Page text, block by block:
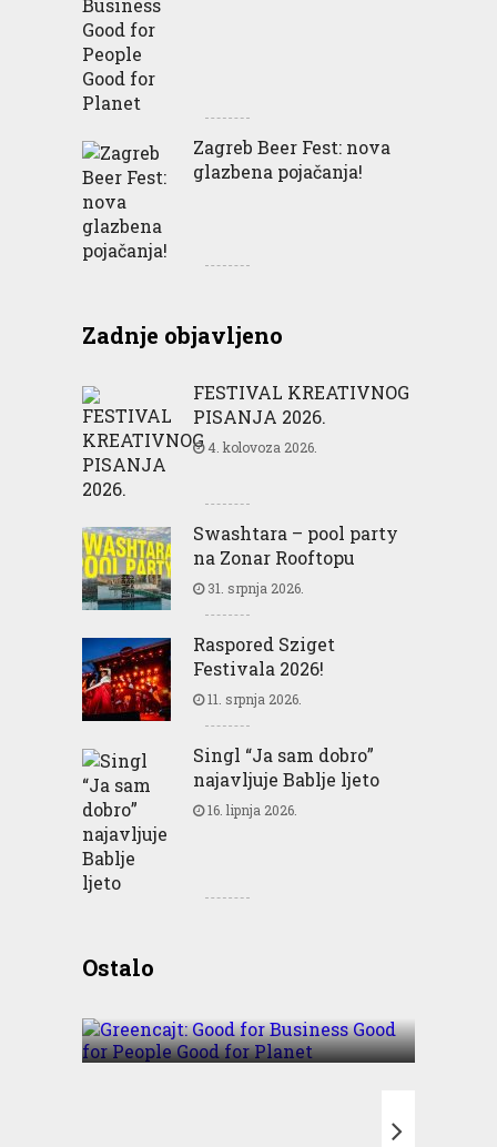
Zagreb Beer Fest: nova
glazbena pojačanja!
Zadnje objavljeno
FESTIVAL KREATIVNOG
PISANJA 2026.
4. kolovoza 2026.
Swashtara – pool party
na Zonar Rooftopu
31. srpnja 2026.
Raspored Sziget
Festivala 2026!
11. srpnja 2026.
Singl “Ja sam dobro”
najavljuje Bablje ljeto
16. lipnja 2026.
OstaloBusiness Good for People